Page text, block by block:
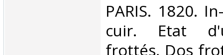
‎PARIS. 1820.
cuir. Etat
frottés, Dos